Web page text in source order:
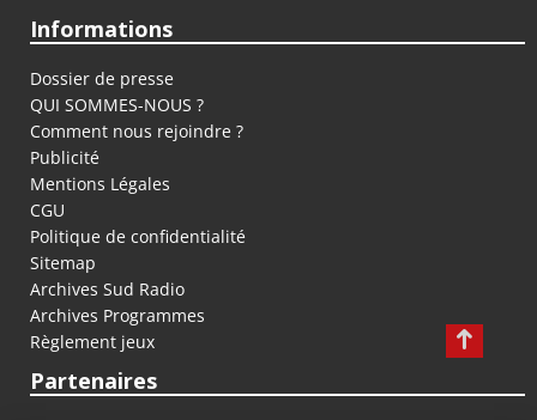
Informations
Dossier de presse
QUI SOMMES-NOUS ?
Comment nous rejoindre ?
Publicité
Mentions Légales
CGU
Politique de confidentialité
Sitemap
Archives Sud Radio
Archives Programmes
Règlement jeux
Partenaires